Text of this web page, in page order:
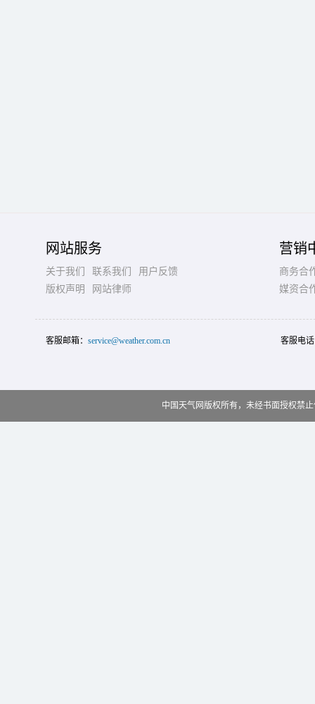
网站服务
关于我们 联系我们
用户反馈
版权声明
网站律师
营销
商务合
媒资合
客服邮箱： service@weather.com.cn 客服电
中国天气网版权所有，未经书面授权